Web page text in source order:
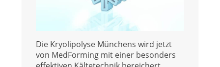
Die Kryolipolyse Münchens wird jetzt
von MedForming mit einer besonders